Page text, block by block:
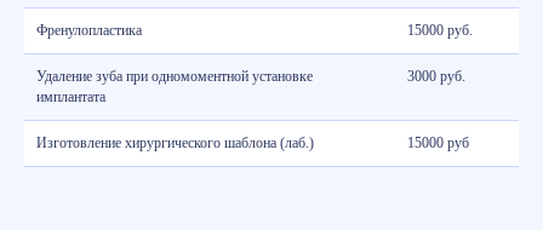
Френулопластика 15000 руб.
Удаление зуба при одномоментной установке
имплантата
3000 руб.
Изготовление хирургического шаблона (лаб.) 15000 руб